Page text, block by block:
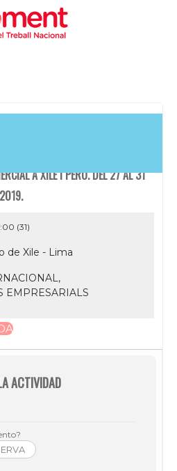
A XILE I PERÚ. DEL 27 AL 31
(31)
de Xile - Lima
EMPRESARIALS
ACTIVIDAD